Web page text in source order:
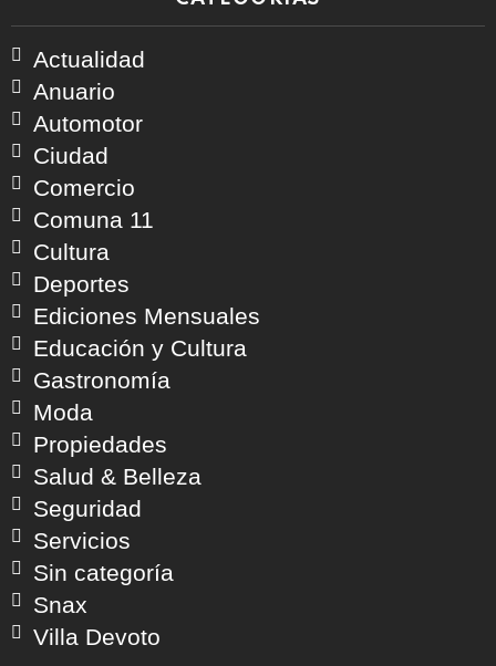
Actualidad
Anuario
Automotor
Ciudad
Comercio
Comuna 11
Cultura
Deportes
Ediciones Mensuales
Educación y Cultura
Gastronomía
Moda
Propiedades
Salud & Belleza
Seguridad
Servicios
Sin categoría
Snax
Villa Devoto